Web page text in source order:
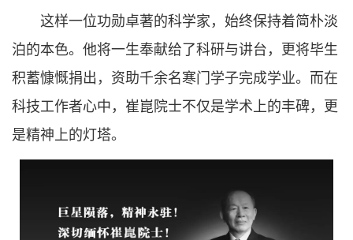
这样一位功勋卓著的科学家，始终保持着简朴淡
泊的本色。他将一生奉献给了科研与讲台，更将毕生
积蓄慷慨捐出，资助千余名寒门学子完成学业。而在
科技工作者心中，崔崑院士不仅是学术上的丰碑，更
是精神上的灯塔。